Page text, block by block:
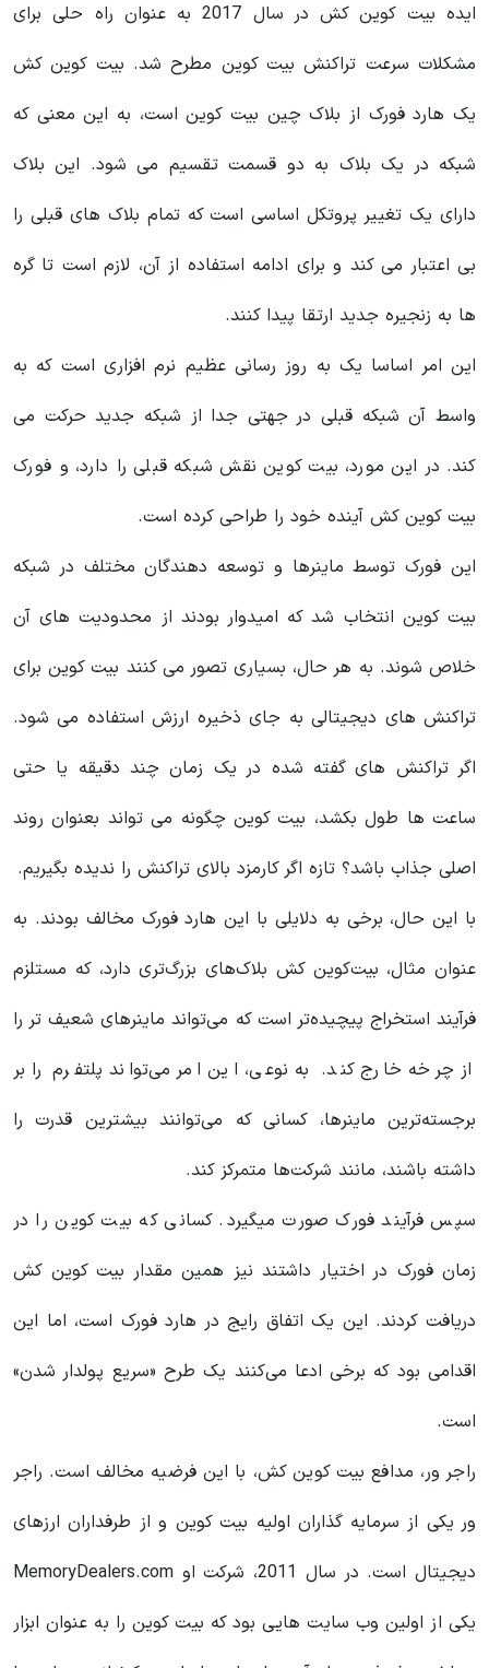
ایده بیت کوین کش در سال 2017 به عنوان راه حلی برای
مشکلات سرعت تراکنش بیت کوین مطرح شد. بیت کوین کش
یک هارد فورک از بلاک چین بیت کوین است، به این معنی که
شبکه در یک بلاک به دو قسمت تقسیم می شود. این بلاک
دارای یک تغییر پروتکل اساسی است که تمام بلاک های قبلی را
بی اعتبار می کند و برای ادامه استفاده از آن، لازم است تا گره
ها به زنجیره جدید ارتقا پیدا کنند.
این امر اساسا یک به روز رسانی عظیم نرم افزاری است که به
واسط آن شبکه قبلی در جهتی جدا از شبکه جدید حرکت می
کند. در این مورد، بیت کوین نقش شبکه قبلی را دارد، و فورک
بیت کوین کش آینده خود را طراحی کرده است.
این فورک توسط ماینرها و توسعه دهندگان مختلف در شبکه
بیت کوین انتخاب شد که امیدوار بودند از محدودیت های آن
خلاص شوند. به هر حال، بسیاری تصور می کنند بیت کوین برای
تراکنش های دیجیتالی به جای ذخیره ارزش استفاده می شود.
اگر تراکنش های گفته شده در یک زمان چند دقیقه یا حتی
ساعت ها طول بکشد، بیت کوین چگونه می تواند بعنوان روند
اصلی جذاب باشد؟ تازه اگر کارمزد بالای تراکنش را ندیده بگیریم.
با این حال، برخی به دلایلی با این هارد فورک مخالف بودند. به
عنوان مثال، بیت‌کوین کش بلاک‌های بزرگ‌تری دارد، که مستلزم
فرآیند استخراج پیچیده‌تر است که می‌تواند ماینرهای شعیف تر را
از چرخه خارج کند. به نوعی، این امر می‌تواند پلتفرم را بر
برجسته‌ترین ماینرها، کسانی که می‌توانند بیشترین قدرت را
داشته باشند، مانند شرکت‌ها متمرکز کند.
سپس فرآیند فورک صورت میگیرد. کسانی که بیت کوین را در
زمان فورک در اختیار داشتند نیز همین مقدار بیت کوین کش
دریافت کردند. این یک اتفاق رایج در هارد فورک است، اما این
اقدامی بود که برخی ادعا می‌کنند یک طرح «سریع پولدار شدن»
است.
راجر ور، مدافع بیت کوین کش، با این فرضیه مخالف است. راجر
ور یکی از سرمایه گذاران اولیه بیت کوین و از طرفداران ارزهای
دیجیتال است. در سال 2011، شرکت او MemoryDealers.com
یکی از اولین وب سایت هایی بود که بیت کوین را به عنوان ابزار